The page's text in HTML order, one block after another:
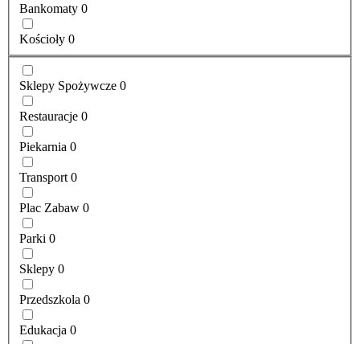
Bankomaty 0
Kościoły 0
Sklepy Spożywcze 0
Restauracje 0
Piekarnia 0
Transport 0
Plac Zabaw 0
Parki 0
Sklepy 0
Przedszkola 0
Edukacja 0